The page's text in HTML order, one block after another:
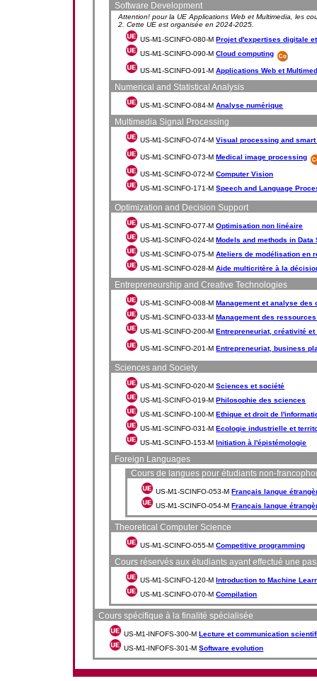
Software Development
Attention! pour la UE Applications Web et Multimedia, les
2. Cette UE est organisée en 2024-2025.
US-M1-SCINFO-080-MProjet d'expertises digitale
US-M1-SCINFO-090-MCloud computing
US-M1-SCINFO-091-MApplications Web et
Numerical and Statistical Analysis
US-M1-SCINFO-084-MAnalyse numérique
Multimedia Signal Processing
US-M1-SCINFO-074-MVisual processing and
US-M1-SCINFO-073-MMedical image processing
US-M1-SCINFO-072-MComputer Vision
US-M1-SCINFO-171-MSpeech and Language
Optimization and Decision Support
US-M1-SCINFO-077-MOptimisation non linéaire
US-M1-SCINFO-024-MModels and methods in Data
US-M1-SCINFO-075-MAteliers de modélisation en
US-M1-SCINFO-028-MAide multicritère à la
Entrepreneurship and Creative Technologies
US-M1-SCINFO-008-MManagement et analyse des
US-M1-SCINFO-033-MManagement des
US-M1-SCINFO-200-MEntrepreneuriat, créativité
US-M1-SCINFO-201-MEntrepreneuriat, business
Sciences and Society
US-M1-SCINFO-020-MSciences et société
US-M1-SCINFO-019-MPhilosophie des sciences
US-M1-SCINFO-100-MEthique et droit de
US-M1-SCINFO-031-MEcologie industrielle et
US-M1-SCINFO-153-MInitiation à l'épistémologie
Foreign Languages
Cours de langues pour étudiants non-
US-M1-SCINFO-053-MFrançais langue
US-M1-SCINFO-054-MFrançais langue
Theoretical Computer Science
US-M1-SCINFO-055-MCompetitive programming
Cours réservés aux étudiants ayant effectué une
US-M1-SCINFO-120-MIntroduction to Machine
US-M1-SCINFO-070-MCompilation
Cours spécifique à la finalité spécialisée
US-M1-INFOFS-300-MLecture et communication
US-M1-INFOFS-301-MSoftware evolution